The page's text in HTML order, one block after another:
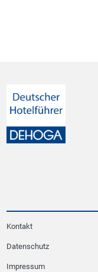
Kontakt
Datenschutz
Impressum